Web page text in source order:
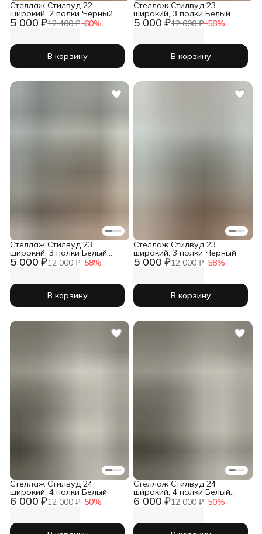
5 000 ₽12 400 ₽−60%
Стеллаж Стилвуд 22
широкий, 2 полки Черный
В корзину
5 000 ₽12 000 ₽−58%
Стеллаж Стилвуд 23
широкий, 3 полки Белый
В корзину
5 000 ₽12 000 ₽−58%
Стеллаж Стилвуд 23
широкий, 3 полки Белый
Дуб крафт золотой
В корзину
5 000 ₽12 000 ₽−58%
Стеллаж Стилвуд 23
широкий, 3 полки Черный
В корзину
6 000 ₽12 000 ₽−50%
Стеллаж Стилвуд 24
широкий, 4 полки Белый
6 000 ₽12 000 ₽−50%
Стеллаж Стилвуд 24
широкий, 4 полки Белый
Дуб крафт золотой